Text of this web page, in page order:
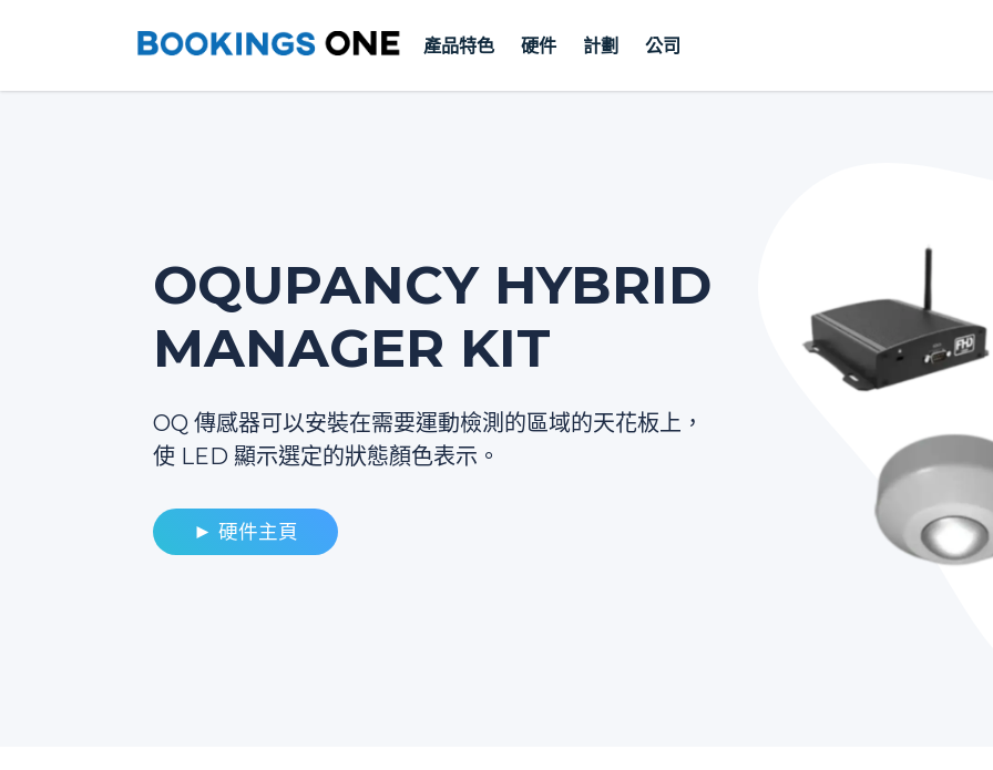
產品特色 硬件 計劃 公司
OQUPANCY HYBRID
MANAGER KIT
OQ 傳感器可以安裝在需要運動檢測的區域的天花板上，
使 LED 顯示選定的狀態顏色表示。
► 硬件主頁